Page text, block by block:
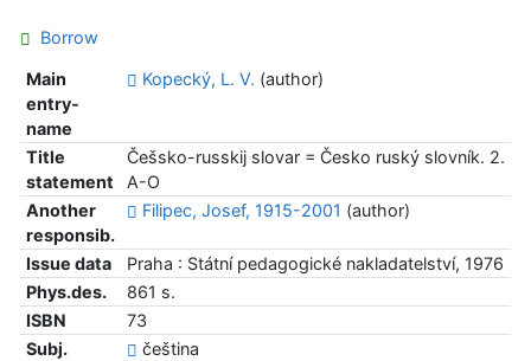
Borrow
Main
entry-
name
Kopecký, L. V. (author)
Title
statement
Češsko-russkij slovar = Česko ruský slovník. 2.
A-O
Another
responsib.
Filipec, Josef, 1915-2001 (author)
Issue data
Praha : Státní pedagogické nakladatelství, 1976
Phys.des.
861 s.
ISBN
73
Subj.
čeština